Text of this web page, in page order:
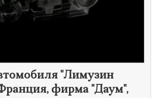
"Лимузин
фирма "Даум",